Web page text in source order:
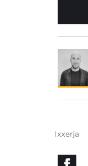
Ixxerja